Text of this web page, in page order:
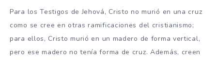
Para los Testigos de Jehová, Cristo no murió en una cruz
como se cree en otras ramificaciones del cristianismo;
para ellos, Cristo murió en un madero de forma vertical,
pero ese madero no tenía forma de cruz. Además, creen